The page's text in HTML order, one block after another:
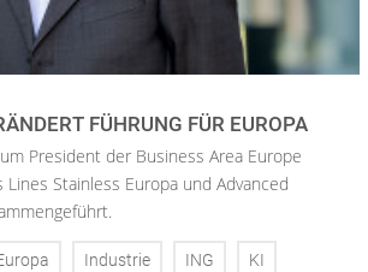
FÜHRUNG FÜR EUROPA
President der Business Area Europe
Stainless Europa und Advanced
Industrie ING KI